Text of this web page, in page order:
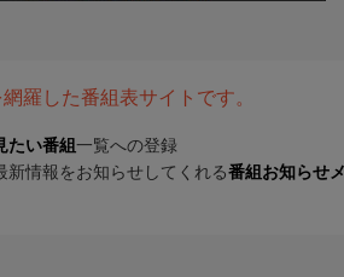
羅した番組表サイトです。
たい番組 一覧への登録
新情報をお知らせしてくれる番組お知らせ